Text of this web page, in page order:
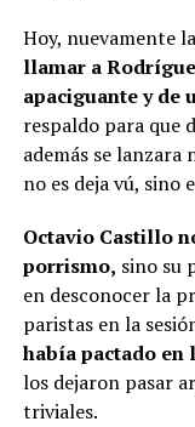
Hoy, nuevamente
llamar a
apaciguante y de
respaldo para que
además se
no es deja vú, sino
Octavio Castillo
porrismo, sino su
en desconocer la
paristas en la
había pactado en
los dejaron pasar
triviales.